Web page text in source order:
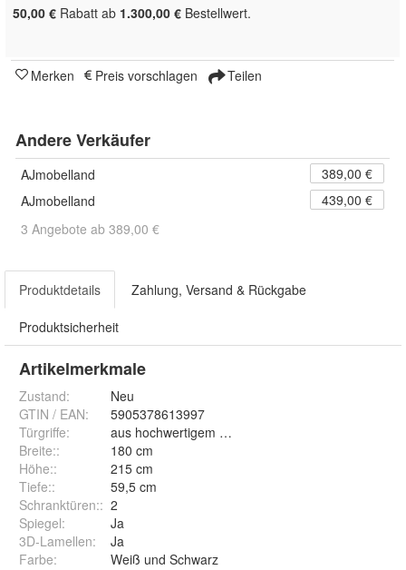
50,00 € Rabatt ab 1.300,00 € Bestellwert.
Merken Preis vorschlagen Teilen
Andere Verkäufer
AJmobelland
389,00 €
AJmobelland
439,00 €
3 Angebote ab 389,00 €
Produktdetails Zahlung, Versand & Rückgabe
Produktsicherheit
Artikelmerkmale
Zustand:
Neu
GTIN / EAN:
5905378613997
Türgriffe:
aus hochwertigem ALUMINIUM
Breite::
180 cm
Höhe::
215 cm
Tiefe::
59,5 cm
Schranktüren:: 2
Spiegel:
Ja
3D-Lamellen:
Ja
Farbe: Weiß und Schwarz